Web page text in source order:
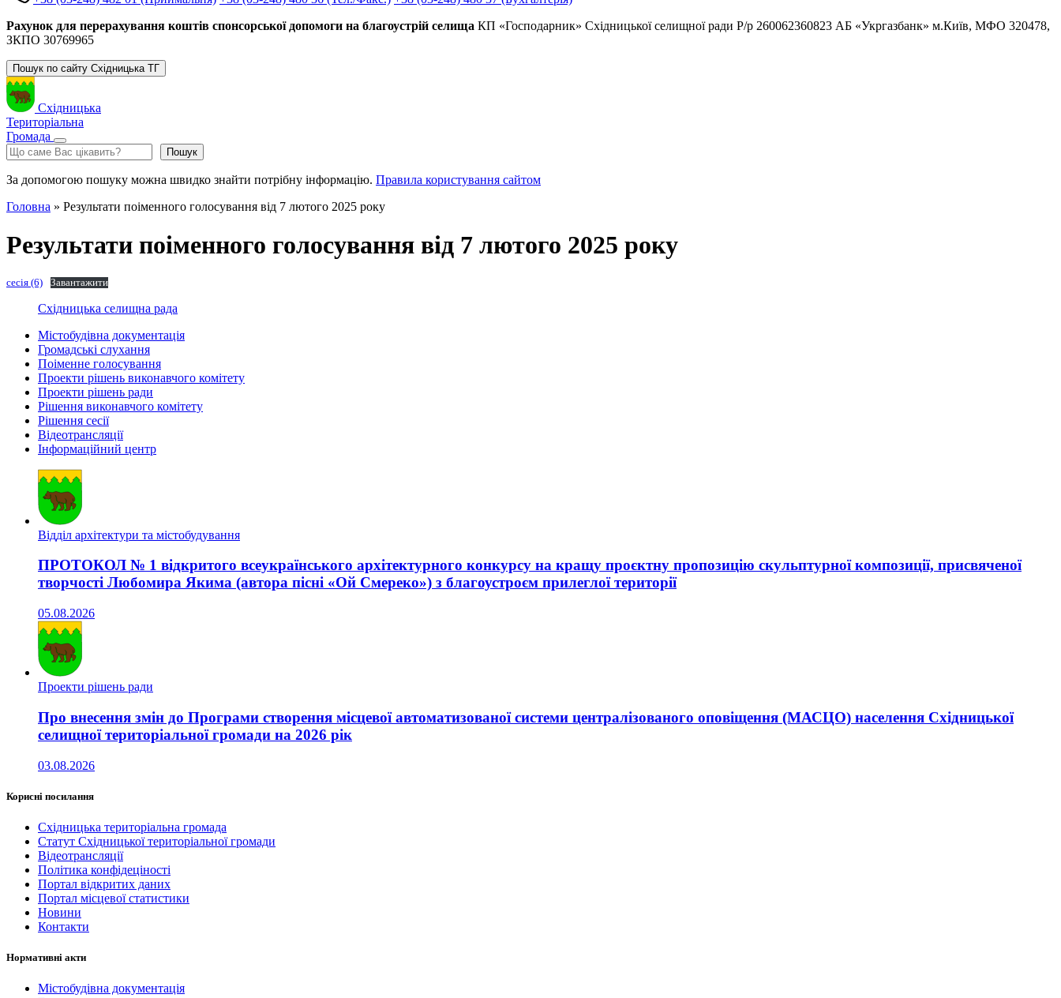
Рахунок для перерахування коштів спонсорської допомоги на благоустрій селища КП «Господарник» Східницької селищної ради Р/р 260062360823 АБ «Укргазбанк» м.Київ, МФО 320478,
ЗКПО 30769965
Пошук по сайту Східницька ТГ
Східницька
Територіальна
Громада
Пошук
Пошук
За допомогою пошуку можна швидко знайти потрібну інформацію. Правила користування сайтом
Головна » Результати поіменного голосування від 7 лютого 2025 року
Результати поіменного голосування від 7 лютого 2025 року
сесія (6) Завантажити
Східницька селищна рада
Містобудівна документація
Громадські слухання
Поіменне голосування
Проекти рішень виконавчого комітету
Проекти рішень ради
Рішення виконавчого комітету
Рішення сесії
Відеотрансляції
Інформаційний центр
Відділ архітектури та містобудування
ПРОТОКОЛ № 1 відкритого всеукраїнського архітектурного конкурсу на кращу проєктну пропозицію скульптурної композиції, присвяченої
творчості Любомира Якима (автора пісні «Ой Смереко») з благоустроєм прилеглої території
05.08.2026
Проекти рішень ради
Про внесення змін до Програми створення місцевої автоматизованої системи централізованого оповіщення (МАСЦО) населення Східницької
селищної територіальної громади на 2026 рік
03.08.2026
Корисні посилання
Східницька територіальна громада
Статут Східницької територіальної громади
Відеотрансляції
Політика конфідеціності
Портал відкритих даних
Портал місцевої статистики
Новини
Контакти
Нормативні акти
Містобудівна документація